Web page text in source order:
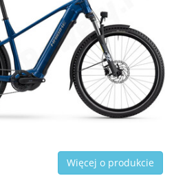
Więcej o produkcie